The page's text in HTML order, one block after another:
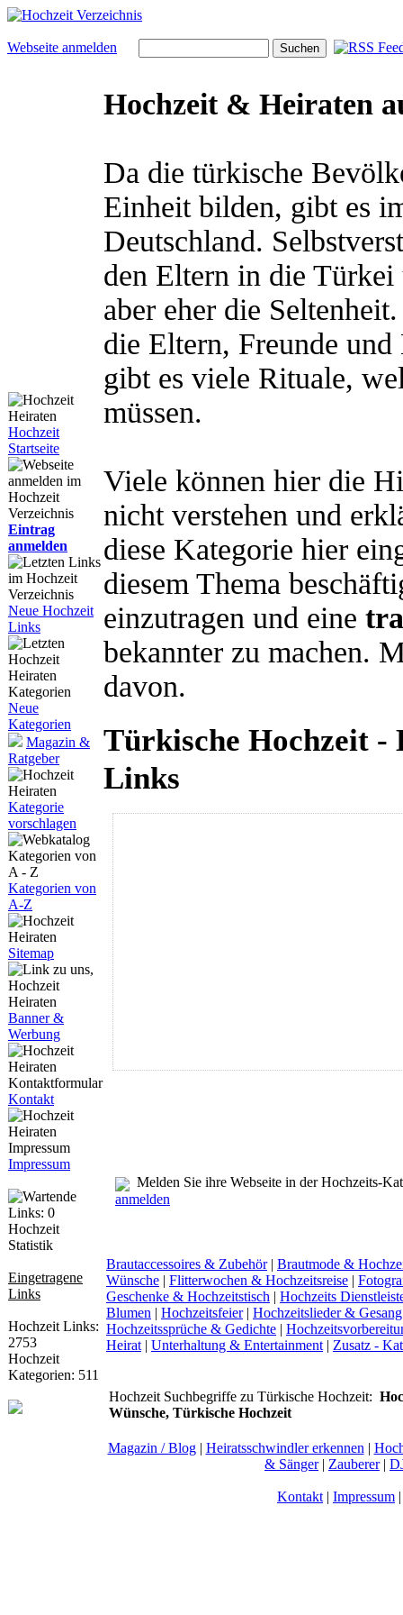
Webseite anmelden
Hochzeit
Startseite
Eintrag
anmelden
Neue Hochzeit
Links
Neue
Kategorien
Magazin &
Ratgeber
Kategorie
vorschlagen
Kategorien von
A-Z
Sitemap
Banner &
Werbung
Kontakt
Impressum
Hochzeit
Statistik
Eingetragene
Links
Hochzeit Links:
2753
Hochzeit
Kategorien: 511
Hochzeit & Heiraten
Da die türkische
Einheit bilden, gibt es
Deutschland.
den Eltern in die
aber eher die
die Eltern, Freunde
gibt es viele Rituale,
müssen.
Viele können hier die
nicht verstehen und
diese Kategorie hier
diesem Thema
einzutragen und eine
bekannter zu machen.
davon.
Türkische Hochzeit -
Links
Melden Sie ihre Webseite in der Hochzeits-
anmelden
Brautaccessoires & Zubehör| Brautmode &
Wünsche | Flitterwochen & Hochzeitsreise |
Geschenke & Hochzeitstisch | Hochzeits
Blumen | Hochzeitsfeier| Hochzeitslieder & Gesang
Hochzeitssprüche & Gedichte |
Heirat | Unterhaltung & Entertainment | Zusatz -
Hochzeit Suchbegriffe zu Türkische Hochzeit:
Wünsche, Türkische Hochzeit
Magazin / Blog| Heiratsschwindler erkennen |
& Sänger| Zauberer|
Kontakt | Impressum